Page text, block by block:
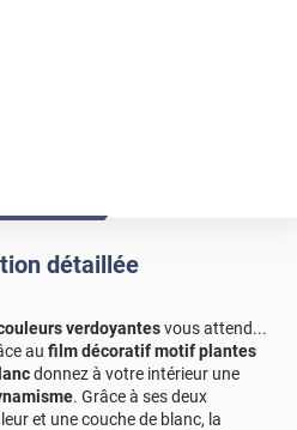
détaillée
verdoyantesvous attend...
au film décoratif motif plantes
donnez à votre intérieur une
. Grâce à ses deux
et une couche de blanc, la